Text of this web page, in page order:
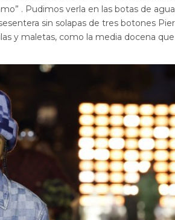
. Pudimos verla en las botas de
sin solapas de tres botones
y maletas, como la media docena